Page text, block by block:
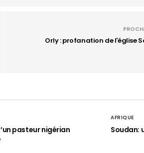
Orly : profanation de l'église
pasteur nigérian
AFRIQUE
Soudan: